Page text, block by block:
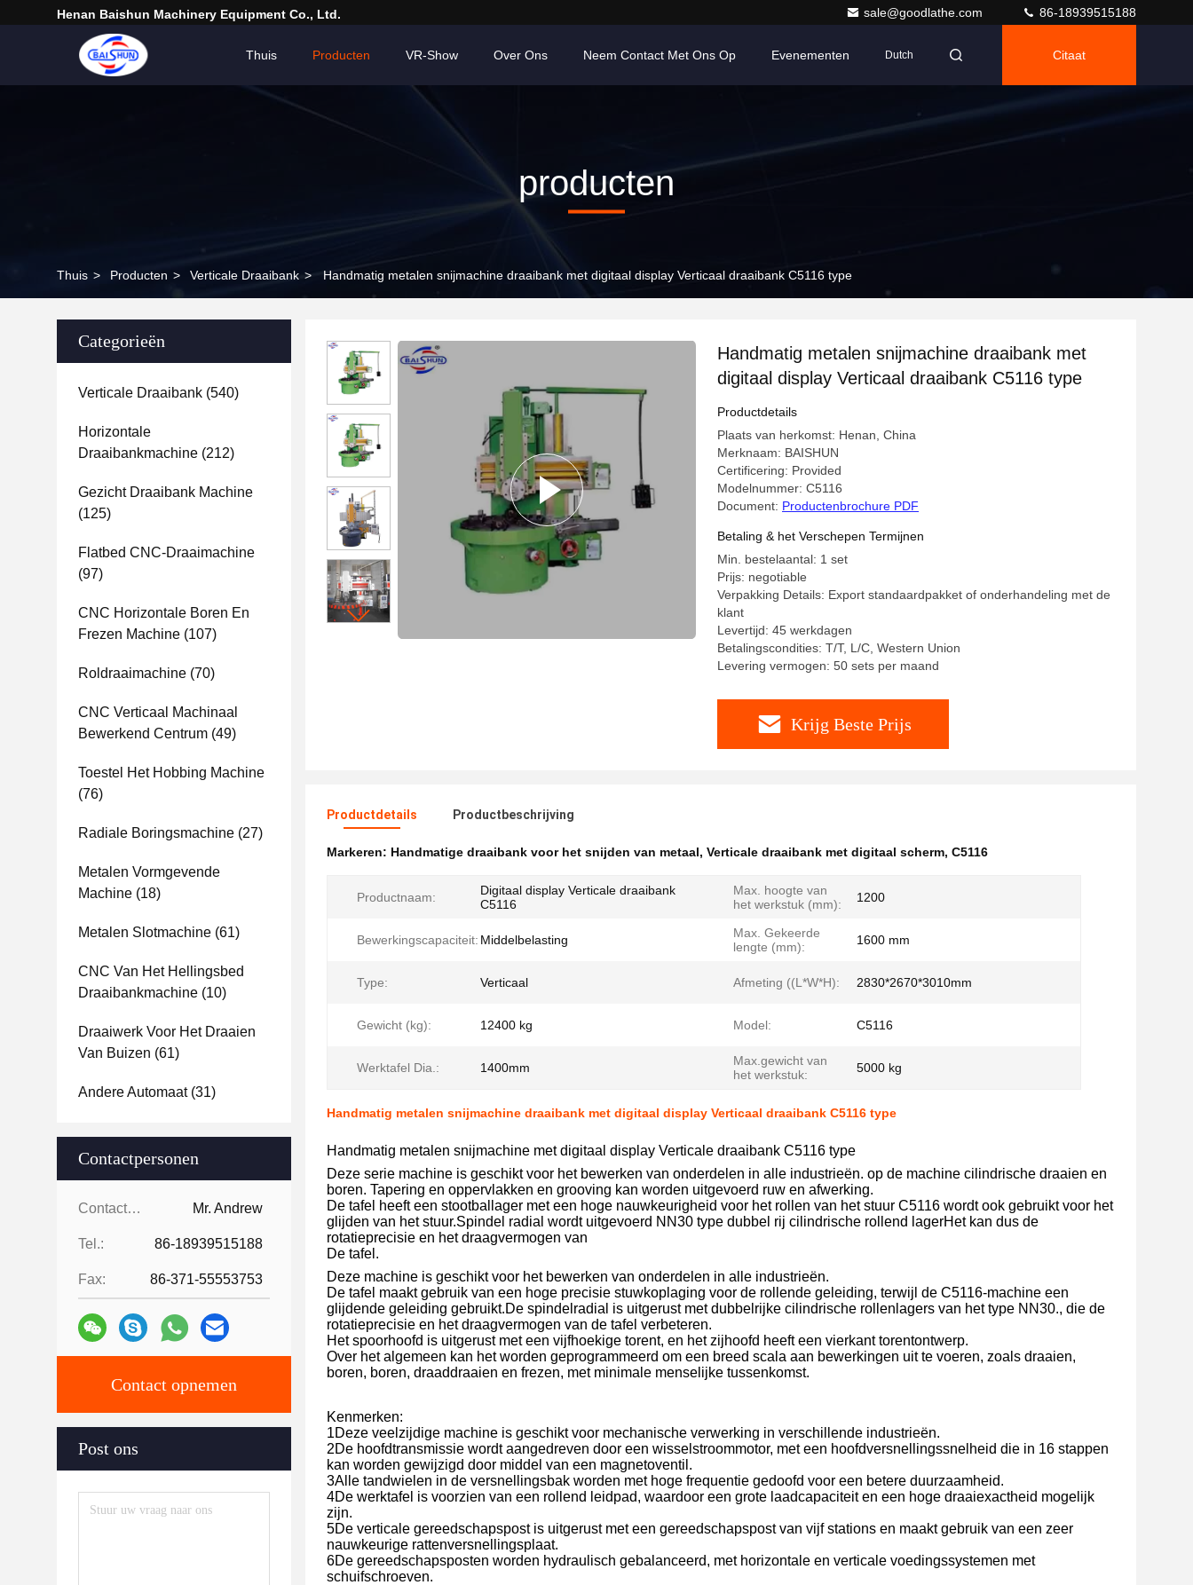
Henan Baishun Machinery Equipment Co., Ltd. sale@goodlathe.com 86-18939515188
Thuis Producten VR-Show Over Ons Neem Contact Met Ons Op Evenementen Dutch Citaat
producten
Thuis > Producten > Verticale Draaibank > Handmatig metalen snijmachine draaibank met digitaal display Verticaal draaibank C5116 type
Categorieën
Verticale Draaibank (540)
Horizontale
Draaibankmachine (212)
Gezicht Draaibank Machine
(125)
Flatbed CNC-Draaimachine
(97)
CNC Horizontale Boren En
Frezen Machine (107)
Roldraaimachine (70)
CNC Verticaal Machinaal
Bewerkend Centrum (49)
Toestel Het Hobbing Machine
(76)
Radiale Boringsmachine (27)
Metalen Vormgevende
Machine (18)
Metalen Slotmachine (61)
CNC Van Het Hellingsbed
Draaibankmachine (10)
Draaiwerk Voor Het Draaien
Van Buizen (61)
Andere Automaat(31)
Contactpersonen
Contactpersonen: Mr. Andrew
Tel.: 86-18939515188
Fax: 86-371-55553753
Contact opnemen
Post ons
Handmatig metalen snijmachine draaibank met
digitaal display Verticaal draaibank C5116 type
Productdetails
Plaats van herkomst: Henan, China
Merknaam: BAISHUN
Certificering: Provided
Modelnummer: C5116
Document: Productenbrochure PDF
Betaling & het Verschepen Termijnen
Min. bestelaantal: 1 set
Prijs: negotiable
Verpakking Details: Export standaardpakket of onderhandeling met de
klant
Levertijd: 45 werkdagen
Betalingscondities: T/T, L/C, Western Union
Levering vermogen: 50 sets per maand
Krijg Beste Prijs
Productdetails Productbeschrijving
Markeren: Handmatige draaibank voor het snijden van metaal, Verticale draaibank met digitaal scherm, C5116
Productnaam:
Digitaal display Verticale draaibank
C5116
Max. hoogte van
het werkstuk (mm):
1200
Bewerkingscapaciteit: Middelbelasting
Max. Gekeerde
lengte (mm):
1600 mm
Type: Verticaal Afmeting ((L*W*H): 2830*2670*3010mm
Gewicht (kg): 12400 kg Model: C5116
Werktafel Dia.: 1400mm
Max.gewicht van
het werkstuk:
5000 kg
Handmatig metalen snijmachine draaibank met digitaal display Verticaal draaibank C5116 type
Handmatig metalen snijmachine met digitaal display Verticale draaibank C5116 type
Deze serie machine is geschikt voor het bewerken van onderdelen in alle industrieën. op de machine cilindrische draaien en
boren. Tapering en oppervlakken en grooving kan worden uitgevoerd ruw en afwerking.
De tafel heeft een stootballager met een hoge nauwkeurigheid voor het rollen van het stuur C5116 wordt ook gebruikt voor het
glijden van het stuur.Spindel radial wordt uitgevoerd NN30 type dubbel rij cilindrische rollend lagerHet kan dus de
rotatieprecisie en het draagvermogen van
De tafel.
Deze machine is geschikt voor het bewerken van onderdelen in alle industrieën.
De tafel maakt gebruik van een hoge precisie stuwkoplaging voor de rollende geleiding, terwijl de C5116-machine een
glijdende geleiding gebruikt.De spindelradial is uitgerust met dubbelrijke cilindrische rollenlagers van het type NN30., die de
rotatieprecisie en het draagvermogen van de tafel verbeteren.
Het spoorhoofd is uitgerust met een vijfhoekige torent, en het zijhoofd heeft een vierkant torentontwerp.
Over het algemeen kan het worden geprogrammeerd om een breed scala aan bewerkingen uit te voeren, zoals draaien,
boren, boren, draaddraaien en frezen, met minimale menselijke tussenkomst.
Kenmerken:
1Deze veelzijdige machine is geschikt voor mechanische verwerking in verschillende industrieën.
2De hoofdtransmissie wordt aangedreven door een wisselstroommotor, met een hoofdversnellingssnelheid die in 16 stappen
kan worden gewijzigd door middel van een magnetoventil.
3Alle tandwielen in de versnellingsbak worden met hoge frequentie gedoofd voor een betere duurzaamheid.
4De werktafel is voorzien van een rollend leidpad, waardoor een grote laadcapaciteit en een hoge draaiexactheid mogelijk
zijn.
5De verticale gereedschapspost is uitgerust met een gereedschapspost van vijf stations en maakt gebruik van een zeer
nauwkeurige rattenversnellingsplaat.
6De gereedschapsposten worden hydraulisch gebalanceerd, met horizontale en verticale voedingssystemen met
schuifschroeven.